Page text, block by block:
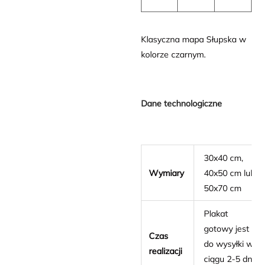
Klasyczna mapa Słupska w
kolorze czarnym.
Dane technologiczne
Wymiary
30x40 cm,
40x50 cm lub
50x70 cm
Czas
realizacji
Plakat
gotowy jest
do wysyłki w
ciągu 2-5 dni